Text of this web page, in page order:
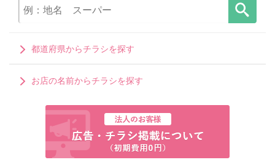
都道府県からチラシを探す
お店の名前からチラシを探す